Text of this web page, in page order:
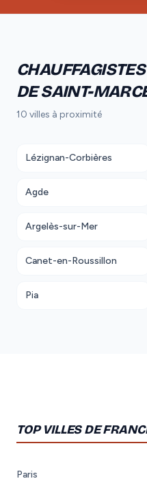
DE SAINT-
10 villes à proximité
Lézignan-Corbières
Agde
Argelès-sur-Mer
Canet-en-Roussillon
Pia
TOP VILLES DE
Paris